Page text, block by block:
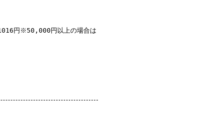
円※50,000円以上の場合は